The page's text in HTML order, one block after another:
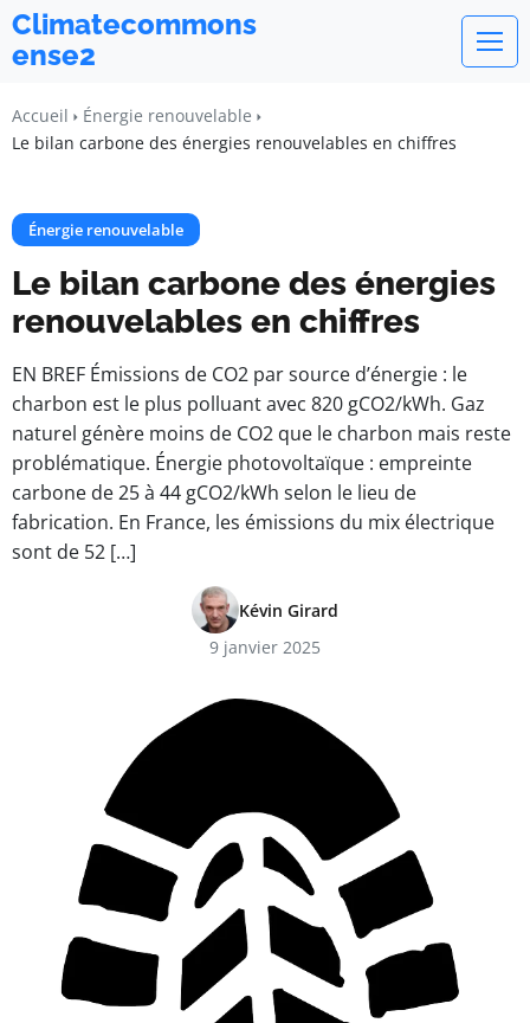
Climatecommons
ense2
Accueil
Énergie renouvelable
Le bilan carbone des énergies renouvelables en chiffres
Énergie renouvelable
Le bilan carbone des énergies
renouvelables en chiffres
EN BREF Émissions de CO2 par source d’énergie : le
charbon est le plus polluant avec 820 gCO2/kWh. Gaz
naturel génère moins de CO2 que le charbon mais reste
problématique. Énergie photovoltaïque : empreinte
carbone de 25 à 44 gCO2/kWh selon le lieu de
fabrication. En France, les émissions du mix électrique
sont de 52 […]
Kévin Girard
9 janvier 2025